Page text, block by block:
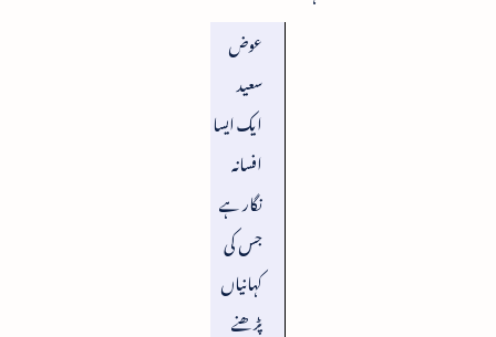
عوض
سعید
ایک ایسا
افسانہ
نگار ہے
جس کی
کہانیاں
پڑھنے